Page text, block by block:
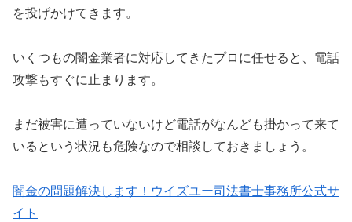
を投げかけてきます。
いくつもの闇金業者に対応してきたプロに任せると、電話
攻撃もすぐに止まります。
まだ被害に遭っていないけど電話がなんども掛かって来て
いるという状況も危険なので相談しておきましょう。
闇金の問題解決します！ウイズユー司法書士事務所公式サ
イト